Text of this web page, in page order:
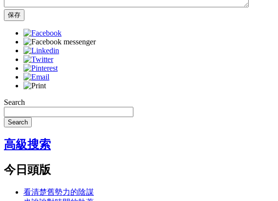
保存
Search
Search
高級搜索
今日頭版
看清楚舊勢力的陰謀